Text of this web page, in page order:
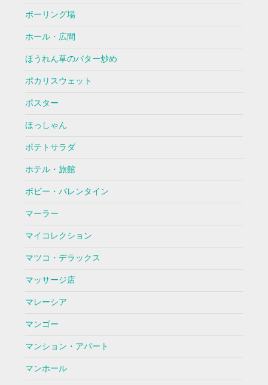
ボーリング場
ホール・広間
ほうれん草のバター炒め
ポカリスウェット
ポスター
ほっしゃん
ポテトサラダ
ホテル・旅館
ボビー・バレンタイン
マーラー
マイコレクション
マツコ・デラックス
マッサージ店
マレーシア
マンゴー
マンション・アパート
マンホール